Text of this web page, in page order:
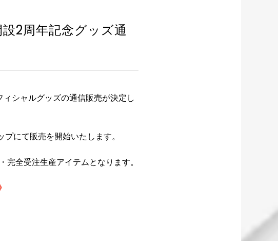
2周年記念グッズ通
シャルグッズの通信販売が決定し
にて販売を開始いたします。
全受注生産アイテムとなります。